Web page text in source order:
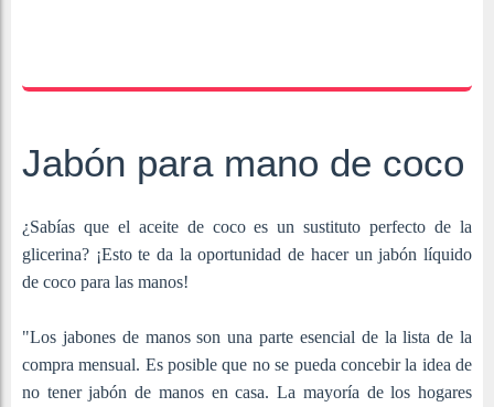
Jabón para mano de coco
¿Sabías que el aceite de coco es un sustituto perfecto de la
glicerina? ¡Esto te da la oportunidad de hacer un jabón líquido
de coco para las manos!
"Los jabones de manos son una parte esencial de la lista de la
compra mensual. Es posible que no se pueda concebir la idea de
no tener jabón de manos en casa. La mayoría de los hogares